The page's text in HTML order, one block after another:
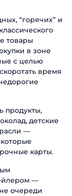
“горячих” и
товары
в зоне
с целью
время
продукты,
детские
—
карты.
—
очереди